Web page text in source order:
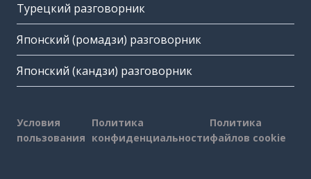
Турецкий разговорник
Японский (ромадзи) разговорник
Японский (кандзи) разговорник
Условия
пользования
Политика
конфиденциальности
Политика
файлов cookie